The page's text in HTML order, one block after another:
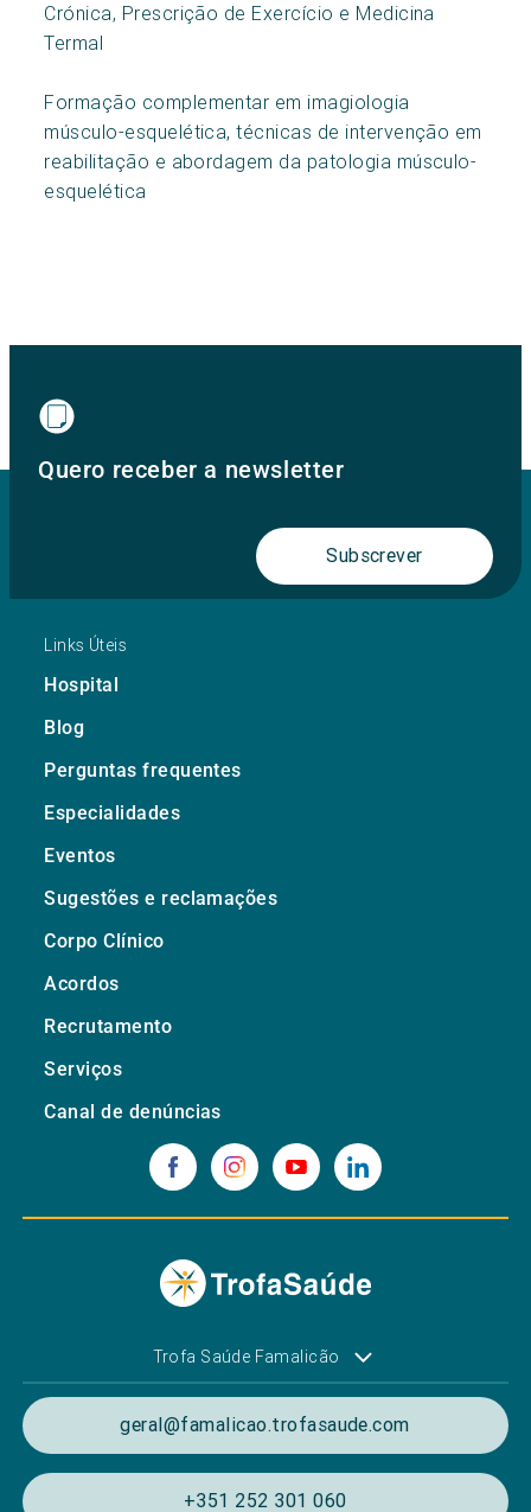
Crónica, Prescrição de Exercício e Medicina
Termal
Formação complementar em imagiologia
músculo-esquelética, técnicas de intervenção em
reabilitação e abordagem da patologia músculo-
esquelética
Quero receber a newsletter
Subscrever
Links Úteis
Hospital
Blog
Perguntas frequentes
Especialidades
Eventos
Sugestões e reclamações
Corpo Clínico
Acordos
Recrutamento
Serviços
Canal de denúncias
Trofa Saúde Famalicão
geral@famalicao.trofasaude.com
+351 252 301 060